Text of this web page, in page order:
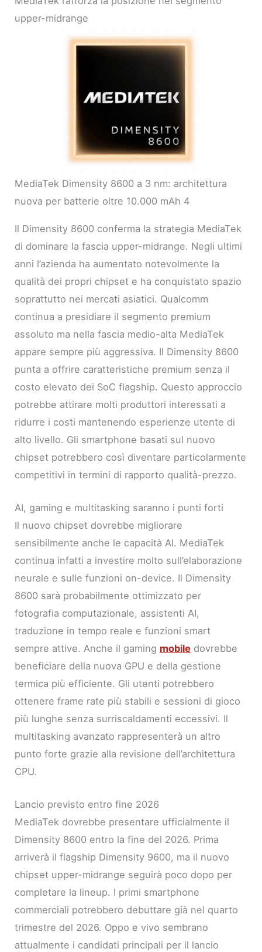
upper-midrange
MediaTek Dimensity 8600 a 3 nm: architettura
nuova per batterie oltre 10.000 mAh 4
Il Dimensity 8600 conferma la strategia MediaTek
di dominare la fascia upper-midrange. Negli ultimi
anni l’azienda ha aumentato notevolmente la
qualità dei propri chipset e ha conquistato spazio
soprattutto nei mercati asiatici. Qualcomm
continua a presidiare il segmento premium
assoluto ma nella fascia medio-alta MediaTek
appare sempre più aggressiva. Il Dimensity 8600
punta a offrire caratteristiche premium senza il
costo elevato dei SoC flagship. Questo approccio
potrebbe attirare molti produttori interessati a
ridurre i costi mantenendo esperienze utente di
alto livello. Gli smartphone basati sul nuovo
chipset potrebbero così diventare particolarmente
competitivi in termini di rapporto qualità-prezzo.
AI, gaming e multitasking saranno i punti forti
Il nuovo chipset dovrebbe migliorare
sensibilmente anche le capacità AI. MediaTek
continua infatti a investire molto sull’elaborazione
neurale e sulle funzioni on-device. Il Dimensity
8600 sarà probabilmente ottimizzato per
fotografia computazionale, assistenti AI,
traduzione in tempo reale e funzioni smart
sempre attive. Anche il gaming mobile dovrebbe
beneficiare della nuova GPU e della gestione
termica più efficiente. Gli utenti potrebbero
ottenere frame rate più stabili e sessioni di gioco
più lunghe senza surriscaldamenti eccessivi. Il
multitasking avanzato rappresenterà un altro
punto forte grazie alla revisione dell’architettura
CPU.
Lancio previsto entro fine 2026
MediaTek dovrebbe presentare ufficialmente il
Dimensity 8600 entro la fine del 2026. Prima
arriverà il flagship Dimensity 9600, ma il nuovo
chipset upper-midrange seguirà poco dopo per
completare la lineup. I primi smartphone
commerciali potrebbero debuttare già nel quarto
trimestre del 2026. Oppo e vivo sembrano
attualmente i candidati principali per il lancio